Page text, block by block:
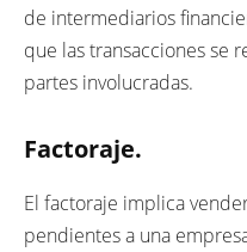
de intermediarios
que las transacciones se
partes involucradas.
Factoraje.
El factoraje implica
pendientes a una